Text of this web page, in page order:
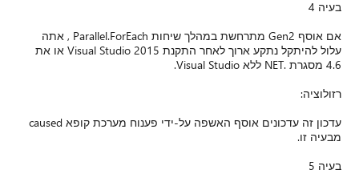
אם אוסף Gen2 מתרחשת במהלך שיחות Parallel.ForEach , אתה
עלול להיתקל נתקע ארוך לאחר התקנת Visual Studio 2015 או את
עדכון זה עדכונים אוסף האשפה על-ידי פענוח מערכת קופא caused